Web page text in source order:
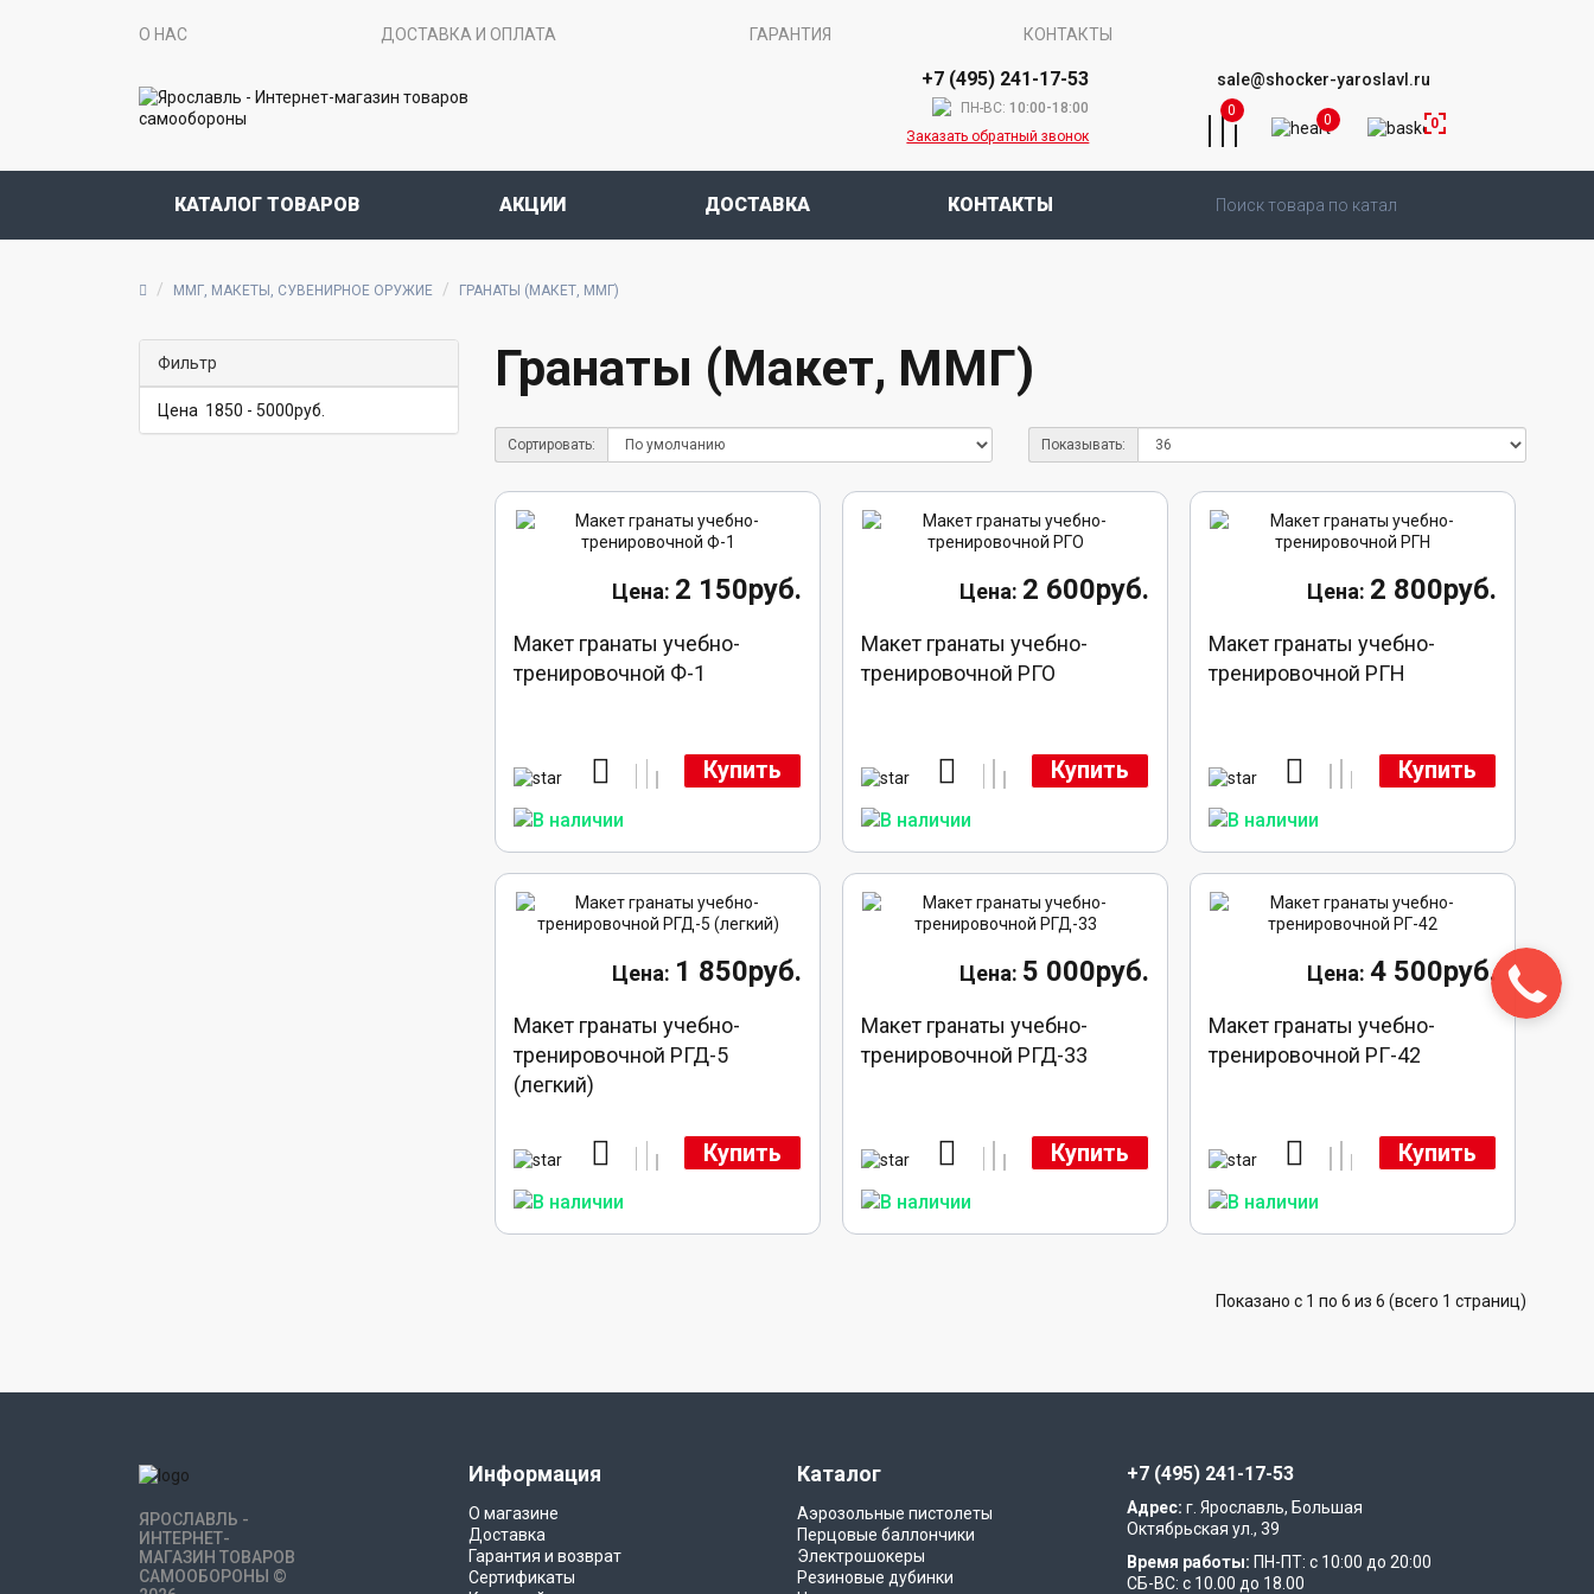
О НАС ДОСТАВКА И ОПЛАТА ГАРАНТИЯ КОНТАКТЫ
+7 (495) 241-17-53
ПН-ВС:10:00-18:00
Заказать обратный звонок
sale@shocker-yaroslavl.ru
0
0 0
КАТАЛОГ ТОВАРОВ АКЦИИ ДОСТАВКА КОНТАКТЫ
ММГ, МАКЕТЫ, СУВЕНИРНОЕ ОРУЖИЕ ГРАНАТЫ (МАКЕТ, ММГ)
Фильтр
Цена 1850 - 5000руб.
Гранаты (Макет, ММГ)
Сортировать: Показывать:
2 150руб.
Макет гранаты учебно-
тренировочной Ф-1
Купить
2 600руб.
Макет гранаты учебно-
тренировочной РГО
Купить
2 800руб.
Макет гранаты учебно-
тренировочной РГН
Купить
1 850руб.
Макет гранаты учебно-
тренировочной РГД-5
(легкий)
Купить
5 000руб.
Макет гранаты учебно-
тренировочной РГД-33
Купить
4 500руб.
Макет гранаты учебно-
тренировочной РГ-42
Купить
Показано с 1 по 6 из 6 (всего 1 страниц)
ЯРОСЛАВЛЬ -
ИНТЕРНЕТ-
МАГАЗИН ТОВАРОВ
САМООБОРОНЫ ©
Информация
О магазине
Доставка
Гарантия и возврат
Сертификаты
Каталог
Аэрозольные пистолеты
Перцовые баллончики
Электрошокеры
Резиновые дубинки
+7 (495) 241-17-53
Адрес: г. Ярославль, Большая
Октябрьская ул., 39
Время работы: ПН-ПТ: с 10:00 до 20:00
СБ-ВС: с 10.00 до 18.00
Закажите
звонок!